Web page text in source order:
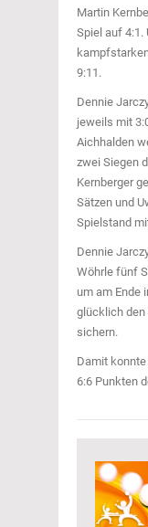
Martin
Spiel auf 4:1.
9:11.
Dennie
jeweils mit
Aichhalden
zwei Siegen
Kernberger
Sätzen und
Spielstand
Dennie
Wöhrle fünf
um am Ende
glücklich den
sichern.
Damit
6:6 Punkten